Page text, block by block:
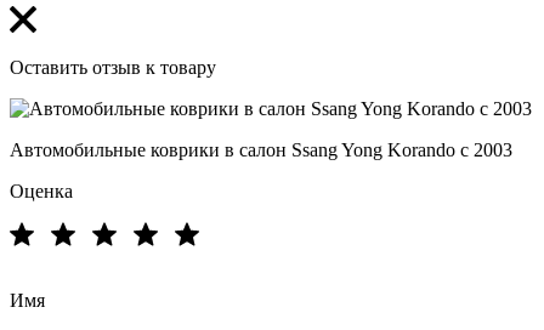
Оставить отзыв к товару
Автомобильные коврики в салон Ssang Yong Korando с 2003
Оценка
Имя